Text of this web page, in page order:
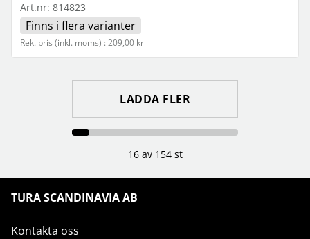
Art.nr: 814823
Finns i flera varianter
Rek. pris (inkl. moms) : 209,00 kr
LADDA FLER
16 av 154 st
TURA SCANDINAVIA AB
Kontakta oss